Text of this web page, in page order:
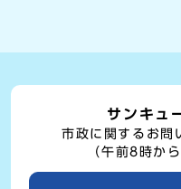
サンキュ
市政に関するお問
（午前8時か